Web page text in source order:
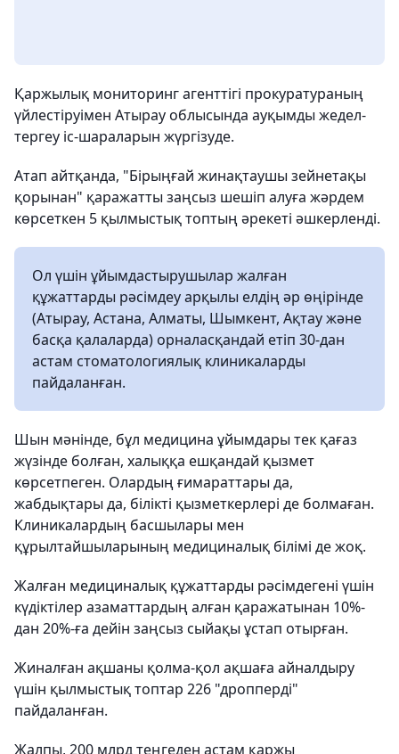
Қаржылық мониторинг агенттігі прокуратураның
үйлестіруімен Атырау облысында ауқымды жедел-
тергеу іс-шараларын жүргізуде.
Атап айтқанда, "Бірыңғай жинақтаушы зейнетақы
қорынан" қаражатты заңсыз шешіп алуға жәрдем
көрсеткен 5 қылмыстық топтың әрекеті әшкерленді.
Ол үшін ұйымдастырушылар жалған
құжаттарды рәсімдеу арқылы елдің әр өңірінде
(Атырау, Астана, Алматы, Шымкент, Ақтау және
басқа қалаларда) орналасқандай етіп 30-дан
астам стоматологиялық клиникаларды
пайдаланған.
Шын мәнінде, бұл медицина ұйымдары тек қағаз
жүзінде болған, халыққа ешқандай қызмет
көрсетпеген. Олардың ғимараттары да,
жабдықтары да, білікті қызметкерлері де болмаған.
Клиникалардың басшылары мен
құрылтайшыларының медициналық білімі де жоқ.
Жалған медициналық құжаттарды рәсімдегені үшін
күдіктілер азаматтардың алған қаражатынан 10%-
дан 20%-ға дейін заңсыз сыйақы ұстап отырған.
Жиналған ақшаны қолма-қол ақшаға айналдыру
үшін қылмыстық топтар 226 "дропперді"
пайдаланған.
Жалпы, 200 млрд теңгеден астам қаржы